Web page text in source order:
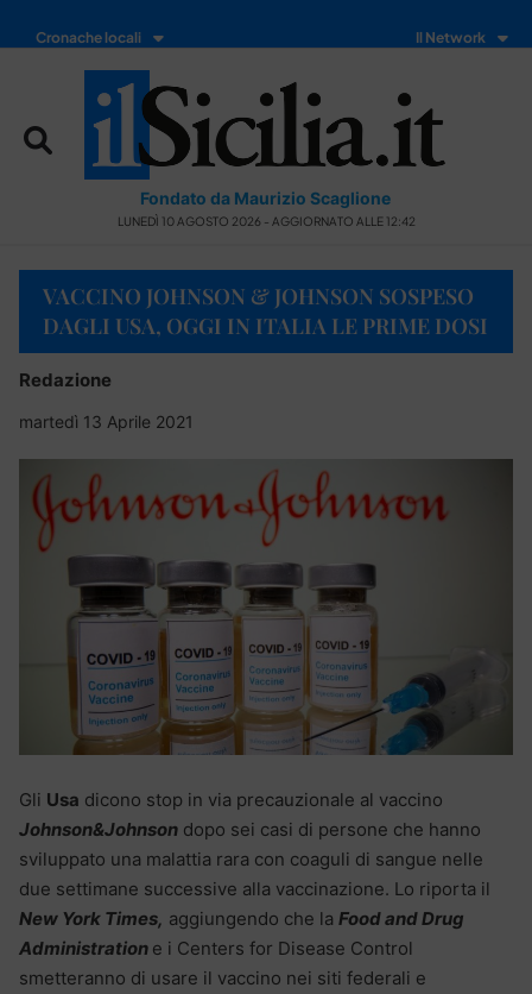
Cronache locali Il Network
Fondato da Maurizio Scaglione
LUNEDÌ 10 AGOSTO 2026 - AGGIORNATO ALLE 12:42
VACCINO JOHNSON & JOHNSON SOSPESO
DAGLI USA, OGGI IN ITALIA LE PRIME DOSI
Redazione
martedì 13 Aprile 2021
Gli Usa dicono stop in via precauzionale al vaccino
Johnson&Johnson dopo sei casi di persone che hanno
sviluppato una malattia rara con coaguli di sangue nelle
due settimane successive alla vaccinazione. Lo riporta il
New York Times, aggiungendo che la Food and Drug
Administration e i Centers for Disease Control
smetteranno di usare il vaccino nei siti federali e